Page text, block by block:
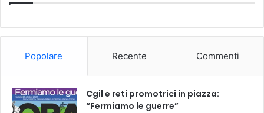
k
Popolare Recente Commenti
Cgil e reti promotrici in piazza:
“Fermiamo le guerre”